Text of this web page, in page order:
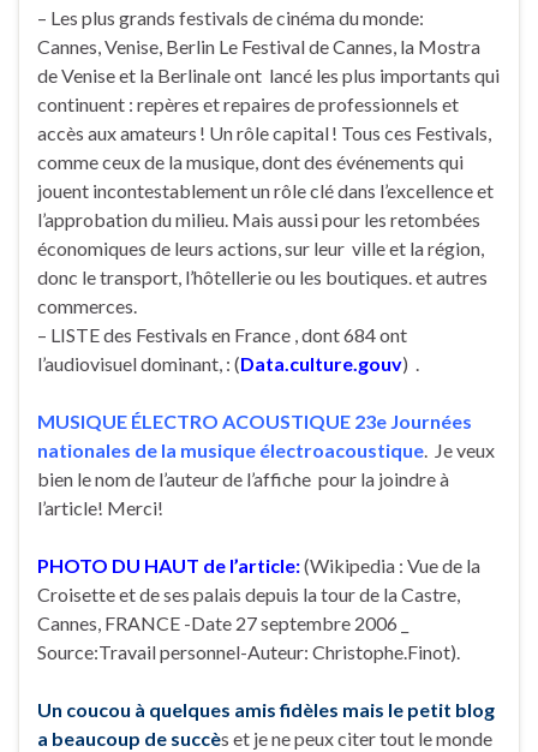
– Les plus grands festivals de cinéma du monde:
Cannes, Venise, Berlin Le Festival de Cannes, la Mostra
de Venise et la Berlinale ont lancé les plus importants qui
continuent : repères et repaires de professionnels et
accès aux amateurs ! Un rôle capital ! Tous ces Festivals,
comme ceux de la musique, dont des événements qui
jouent incontestablement un rôle clé dans l’excellence et
l’approbation du milieu. Mais aussi pour les retombées
économiques de leurs actions, sur leur ville et la région,
donc le transport, l’hôtellerie ou les boutiques. et autres
commerces.
– LISTE des Festivals en France , dont 684 ont
l’audiovisuel dominant, : (Data.culture.gouv) .
MUSIQUE ÉLECTRO ACOUSTIQUE 23e Journées
nationales de la musique électroacoustique . Je veux
bien le nom de l’auteur de l’affiche pour la joindre à
l’article! Merci!
PHOTO DU HAUT de l’article:(Wikipedia : Vue de la
Croisette et de ses palais depuis la tour de la Castre,
Cannes, FRANCE -Date 27 septembre 2006 _
Source:Travail personnel-Auteur: Christophe.Finot).
Un coucou à quelques amis fidèles mais le petit blog
a beaucoup de succès et je ne peux citer tout le monde